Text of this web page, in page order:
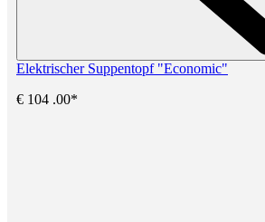
Elektrischer Suppentopf "Economic"
€ 104 .00*